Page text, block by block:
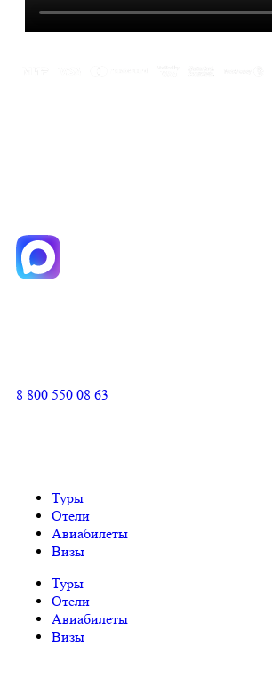
8 800 550 08 63
Туры
Отели
Авиабилеты
Визы
Туры
Отели
Авиабилеты
Визы